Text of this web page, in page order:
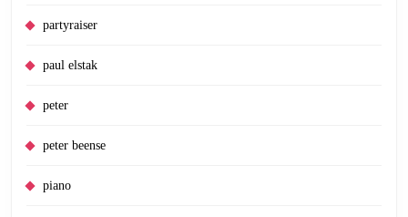
partyraiser
paul elstak
peter
peter beense
piano